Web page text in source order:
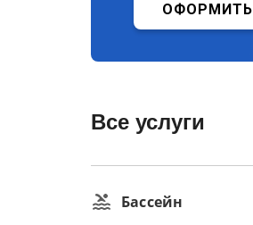
ОФОРМИТЬ
Все услуги
Бассейн